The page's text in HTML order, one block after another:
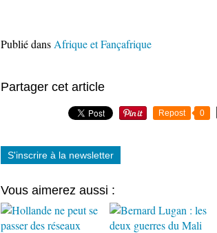
Publié dans Afrique et Fançafrique
Partager cet article
Repost 0
S'inscrire à la newsletter
Vous aimerez aussi :